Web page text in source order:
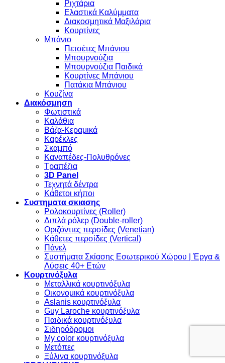
Ριχτάρια
Ελαστικά Καλύμματα
Διακοσμητικά Μαξιλάρια
Κουρτίνες
Μπάνιο
Πετσέτες Μπάνιου
Μπουρνούζια
Μπουρνούζια Παιδικά
Κουρτίνες Μπάνιου
Πατάκια Μπάνιου
Κουζίνα
Διακόσμηση
Φωτιστικά
Καλάθια
Βάζα-Κεραμικά
Καρέκλες
Σκαμπό
Καναπέδες-Πολυθρόνες
Τραπέζια
3D Panel
Τεχνητά δέντρα
Κάθετοι κήποι
Συστηματα σκιασης
Ρολοκουρτίνες (Roller)
Διπλά ρόλερ (Double-roller)
Οριζόντιες περσίδες (Venetian)
Κάθετες περσίδες (Vertical)
Πάνελ
Συστήματα Σκίασης Εσωτερικού Χώρου | Έργα &
Λύσεις 40+ Ετών
Κουρτινόξυλα
Μεταλλικά κουρτινόξυλα
Οικονομικά κουρτινόξυλα
Aslanis κουρτινόξυλα
Guy Laroche κουρτινόξυλα
Παιδικά κουρτινόξυλα
Σιδηρόδρομοι
My color κουρτινόξυλα
Μετόπες
Ξύλινα κουρτινόξυλα